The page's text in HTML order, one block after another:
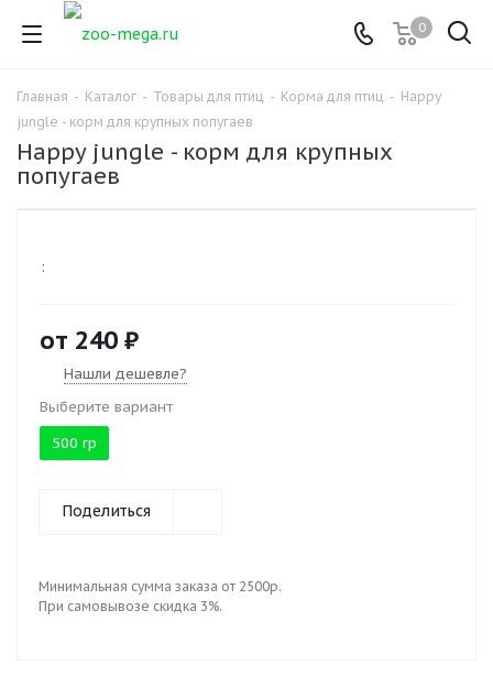
0
Главная - Каталог - Товары для птиц - Корма для птиц - Happy
jungle - корм для крупных попугаев
Happy jungle - корм для крупных
попугаев
:
от 240 ₽
Нашли дешевле?
Выберите вариант
500 гр
Поделиться
Минимальная сумма заказа от 2500р.
При самовывозе скидка 3%.